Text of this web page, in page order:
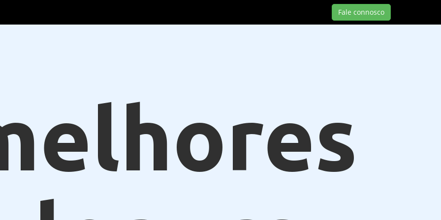
Fale connosco